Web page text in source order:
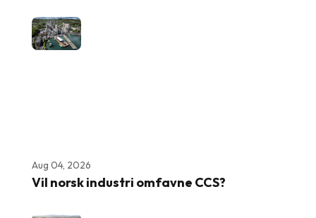
Aug 04, 2026
Vil norsk industri omfavne CCS?